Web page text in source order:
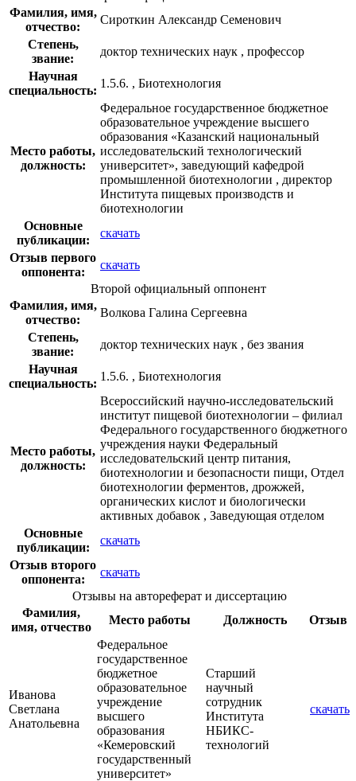
Фамилия, имя,
отчество:
Сироткин Александр Семенович
Степень,
звание:
доктор технических наук , профессор
Научная
специальность:
1.5.6. , Биотехнология
Место работы,
должность:
Федеральное государственное бюджетное
образовательное учреждение высшего
образования «Казанский национальный
исследовательский технологический
университет», заведующий кафедрой
промышленной биотехнологии , директор
Института пищевых производств и
биотехнологии
Основные
публикации:
скачать
Отзыв первого
оппонента:
скачать
Второй официальный оппонент
Фамилия, имя,
отчество:
Волкова Галина Сергеевна
Степень,
звание:
доктор технических наук , без звания
Научная
специальность:
1.5.6. , Биотехнология
Место работы,
должность:
Всероссийский научно-исследовательский
институт пищевой биотехнологии – филиал
Федерального государственного бюджетного
учреждения науки Федеральный
исследовательский центр питания,
биотехнологии и безопасности пищи, Отдел
биотехнологии ферментов, дрожжей,
органических кислот и биологически
активных добавок , Заведующая отделом
Основные
публикации:
скачать
Отзыв второго
оппонента:
скачать
Отзывы на автореферат и диссертацию
Фамилия,
имя, отчество
Место работы Должность Отзыв
Иванова
Светлана
Анатольевна
Федеральное
государственное
бюджетное
образовательное
учреждение
высшего
образования
«Кемеровский
государственный
университет»
Старший
научный
сотрудник
Института
НБИКС-
технологий
скачать